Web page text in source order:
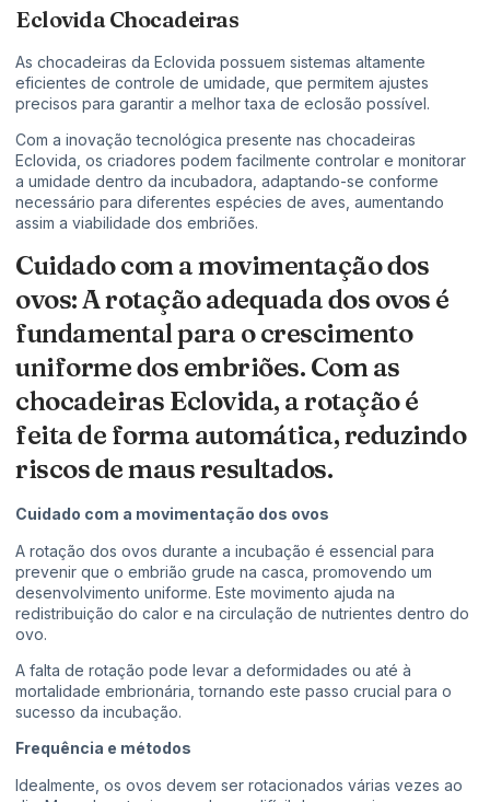
Eclovida Chocadeiras
As chocadeiras da Eclovida possuem sistemas altamente
eficientes de controle de umidade, que permitem ajustes
precisos para garantir a melhor taxa de eclosão possível.
Com a inovação tecnológica presente nas chocadeiras
Eclovida, os criadores podem facilmente controlar e monitorar
a umidade dentro da incubadora, adaptando-se conforme
necessário para diferentes espécies de aves, aumentando
assim a viabilidade dos embriões.
Cuidado com a movimentação dos
ovos: A rotação adequada dos ovos é
fundamental para o crescimento
uniforme dos embriões. Com as
chocadeiras Eclovida, a rotação é
feita de forma automática, reduzindo
riscos de maus resultados.
Cuidado com a movimentação dos ovos
A rotação dos ovos durante a incubação é essencial para
prevenir que o embrião grude na casca, promovendo um
desenvolvimento uniforme. Este movimento ajuda na
redistribuição do calor e na circulação de nutrientes dentro do
ovo.
A falta de rotação pode levar a deformidades ou até à
mortalidade embrionária, tornando este passo crucial para o
sucesso da incubação.
Frequência e métodos
Idealmente, os ovos devem ser rotacionados várias vezes ao